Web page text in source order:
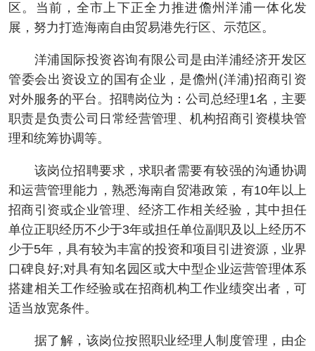
区。当前，全市上下正全力推进儋州洋浦一体化发
展，努力打造海南自由贸易港先行区、示范区。
洋浦国际投资咨询有限公司是由洋浦经济开发区
管委会出资设立的国有企业，是儋州(洋浦)招商引资
对外服务的平台。招聘岗位为：公司总经理1名，主要
职责是负责公司日常经营管理、机构招商引资模块管
理和统筹协调等。
该岗位招聘要求，求职者需要有较强的沟通协调
和运营管理能力，熟悉海南自贸港政策，有10年以上
招商引资或企业管理、经济工作相关经验，其中担任
单位正职经历不少于3年或担任单位副职及以上经历不
少于5年，具有较为丰富的投资和项目引进资源，业界
口碑良好;对具有知名园区或大中型企业运营管理体系
搭建相关工作经验或在招商机构工作业绩突出者，可
适当放宽条件。
据了解，该岗位按照职业经理人制度管理，由企